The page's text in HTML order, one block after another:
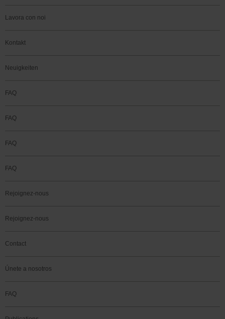
Lavora con noi
Kontakt
Neuigkeiten
FAQ
FAQ
FAQ
FAQ
Rejoignez-nous
Rejoignez-nous
Contact
Únete a nosotros
FAQ